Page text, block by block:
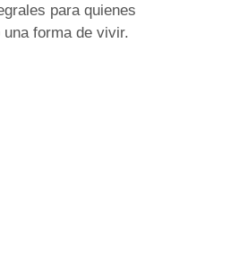
para quienes
forma de vivir.